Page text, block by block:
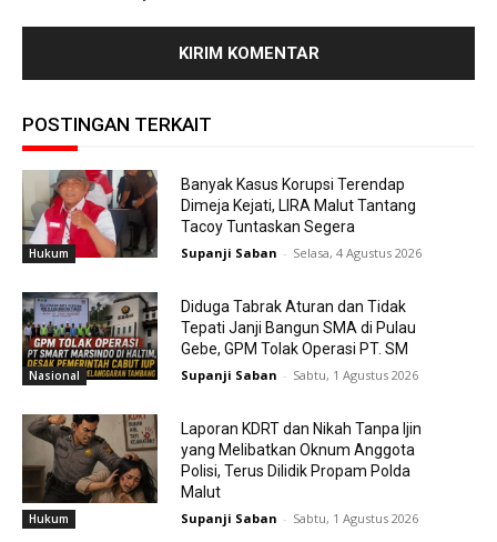
POSTINGAN TERKAIT
Hukum
Banyak Kasus Korupsi Terendap
Dimeja Kejati, LIRA Malut Tantang
Tacoy Tuntaskan Segera
Supanji Saban - Selasa, 4 Agustus 2026
Nasional
Diduga Tabrak Aturan dan Tidak
Tepati Janji Bangun SMA di Pulau
Gebe, GPM Tolak Operasi PT. SM
Supanji Saban - Sabtu, 1 Agustus 2026
Hukum
Laporan KDRT dan Nikah Tanpa Ijin
yang Melibatkan Oknum Anggota
Polisi, Terus Dilidik Propam Polda
Malut
Supanji Saban - Sabtu, 1 Agustus 2026